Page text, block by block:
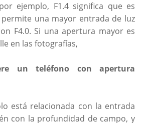
ejemplo, F1.4 significa que es
una mayor entrada de luz
F4.0. Si una apertura mayor es
en las fotografías,
un teléfono con apertura
está relacionada con la entrada
con la profundidad de campo, y